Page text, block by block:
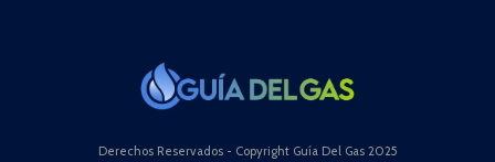
Derechos Reservados - Copyright Guía Del Gas 2025